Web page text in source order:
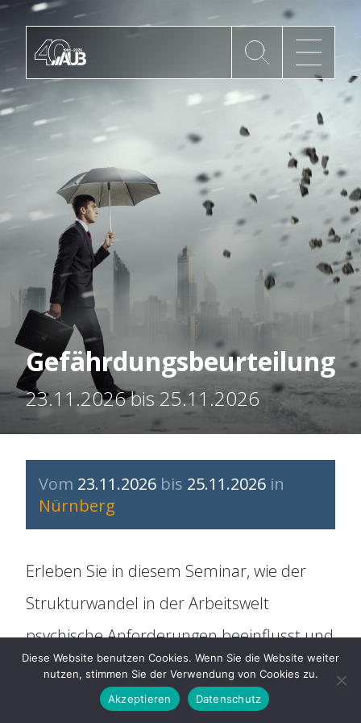
Die AUB
Mitgliedschaft
AUB Videos
Aktuelles
Newsletter
Organisation
Historie
Für Arbeitnehmer
ARAG Rechtsschutz
Rechtsberatung
Gefährdungsbeurteilung
23.11.2026 bis 25.11.2026
Vom 23.11.2026 bis 25.11.2026 in
Nürnberg
Erleben Sie in diesem Seminar, wie der
Strukturwandel in der Arbeitswelt
psychische Anforderungen beeinflusst und
welche gesetzlichen Regelungen im
Arbeitsschutz gelten. Lernen Sie, wie der
Diese Website benutzen Cookies. Wenn Sie die Website weiter
nutzen, stimmen Sie der Verwendung von Cookies zu.
Akzeptieren
Datenschutz